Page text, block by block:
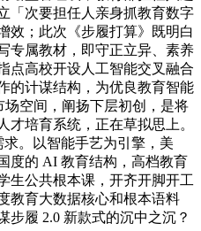
「次要担任人亲身抓教育数字
效；此次《步履打算》既明白
专属教材，即守正立异、素养
点高校开设人工智能交叉融合
的计谋结构，为优良教育智能
空间，阐扬下层初创，是将
才培育系统，正在草拟思上。
。以智能手艺为引擎，美
度的 AI 教育结构，高档教育
生公共根本课，开齐开脚开工
教育大数据核心和根本语料
步履 2.0 新款式的沉中之沉？